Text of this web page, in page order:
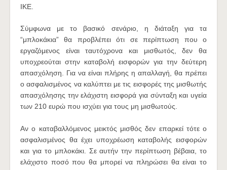
ΙΚΕ.
Σύμφωνα με το βασικό σενάριο, η διάταξη για τα
“μπλοκάκια” θα προβλέπει ότι σε περίπτωση που ο
εργαζόμενος είναι ταυτόχρονα και μισθωτός, δεν θα
υποχρεούται στην καταβολή εισφορών για την δεύτερη
απασχόληση. Για να είναι πλήρης η απαλλαγή, θα πρέπει
ο ασφαλισμένος να καλύπτει με τις εισφορές της μισθωτής
απασχόλησης την ελάχιστη εισφορά για σύνταξη και υγεία
των 210 ευρώ που ισχύει για τους μη μισθωτούς.
Αν ο καταβαλλόμενος μεικτός μισθός δεν επαρκεί τότε ο
ασφαλισμένος θα έχει υποχρέωση καταβολής εισφορών
και για το μπλοκάκι. Σε αυτήν την περίπτωση βέβαια, το
ελάχιστο ποσό που θα μπορεί να πληρώσει θα είναι το